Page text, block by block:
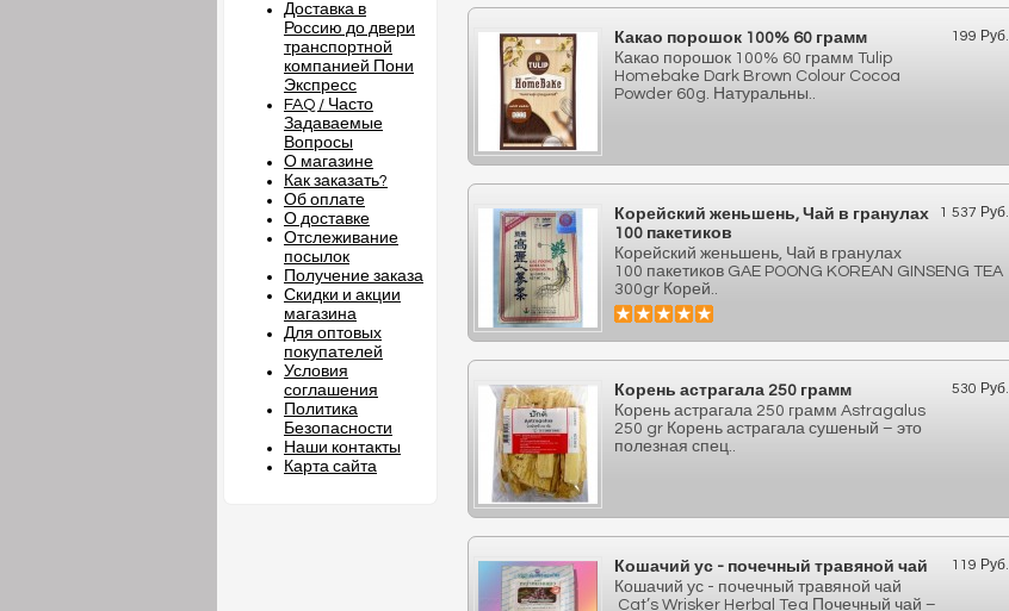
Доставка в
Россию до двери
транспортной
компанией Пони
Экспресс
FAQ / Часто
Задаваемые
Вопросы
О магазине
Как заказать?
Об оплате
О доставке
Отслеживание
посылок
Получение заказа
Скидки и акции
магазина
Для оптовых
покупателей
Условия
соглашения
Политика
Безопасности
Наши контакты
Карта сайта
199 Руб.
Какао порошок 100% 60 грамм
Какао порошок 100% 60 грамм Tulip
Homebake Dark Brown Colour Cocoa
Powder 60g. Натуральны..
1 537 Руб.
Корейский женьшень, Чай в гранулах
100 пакетиков
Корейский женьшень, Чай в гранулах
100 пакетиков GAE POONG KOREAN GINSENG TEA
300gr Корей..
530 Руб.
Корень астрагала 250 грамм
Корень астрагала 250 грамм Astragalus
250 gr Корень астрагала сушеный – это
полезная спец..
119 Руб.
Кошачий ус - почечный травяной чай
Кошачий ус - почечный травяной чай
Cat’s Wrisker Herbal Tea Почечный чай –